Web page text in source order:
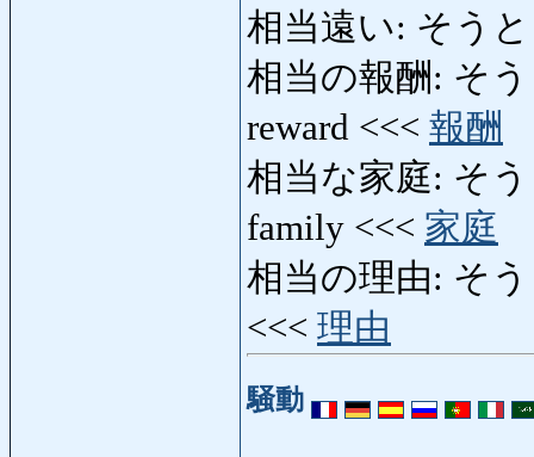
相当遠い: そう
相当の報酬: そ
reward <<< 報酬
相当な家庭: そう
family <<< 家庭
相当の理由: そ
<<< 理由
騒動